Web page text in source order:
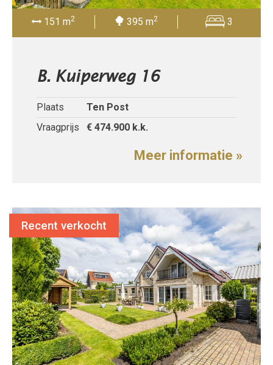
151 m2 395 m2 3
B. Kuiperweg 16
Plaats
Ten Post
Vraagprijs
€ 474.900 k.k.
Meer informatie »
Recent verkocht